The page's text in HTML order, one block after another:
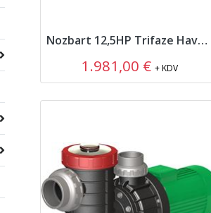
Nozbart 12,5HP Trifaze Havuz Pompası
1.981,00 €+ KDV